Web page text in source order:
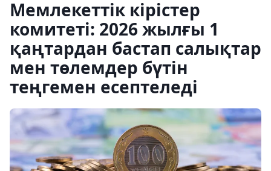
Мемлекеттік кірістер
комитеті: 2026 жылғы 1
қаңтардан бастап салықтар
мен төлемдер бүтін
теңгемен есептеледі